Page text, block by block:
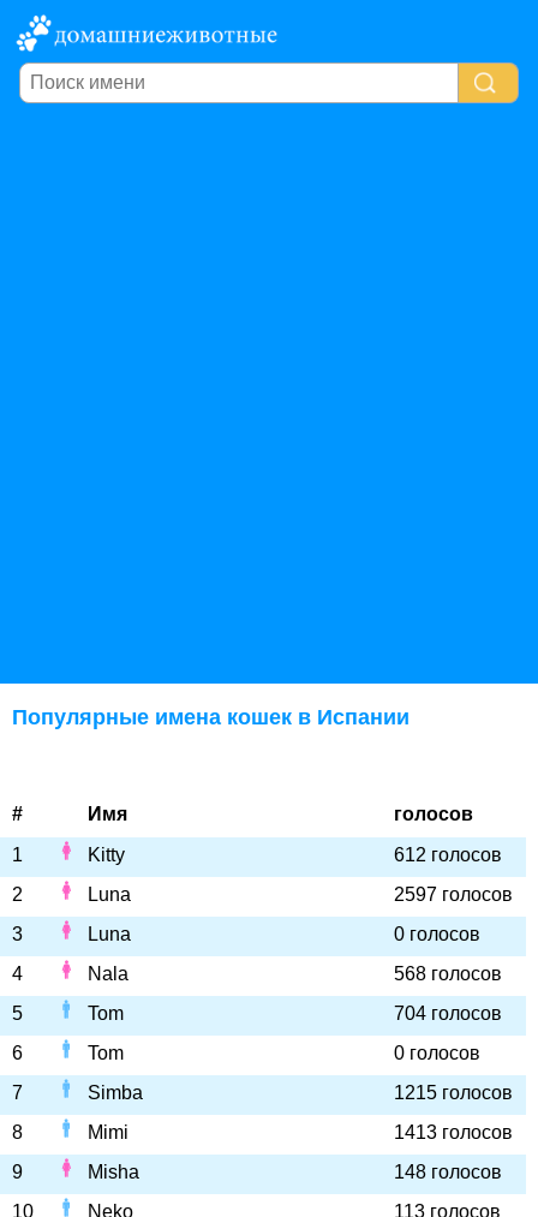
Популярные имена кошек в Испании
# Имя
голосов
1
Kitty
612 голосов
2
Luna
2597 голосов
3
Luna
0 голосов
4
Nala
568 голосов
5
Tom
704 голосов
6
Tom
0 голосов
7
Simba
1215 голосов
8
Mimi
1413 голосов
9
Misha
148 голосов
10
Neko
113 голосов